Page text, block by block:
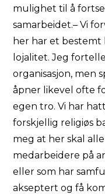
mulighet til å
samarbeidet.– Vi
her har et bestemt
lojalitet. Jeg
organisasjon, men
åpner likevel ofte
egen tro. Vi har
forskjellig religiøs
meg at her skal
medarbeidere på
eller som har
akseptert og få